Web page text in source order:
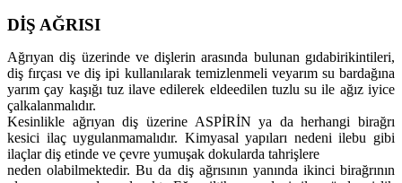
DİŞ AĞRISI
Ağrıyan diş üzerinde ve dişlerin arasında bulunan gıdabirikintileri,
diş fırçası ve diş ipi kullanılarak temizlenmeli veyarım su bardağına
yarım çay kaşığı tuz ilave edilerek eldeedilen tuzlu su ile ağız iyice
çalkalanmalıdır.
Kesinlikle ağrıyan diş üzerine ASPİRİN ya da herhangi birağrı
kesici ilaç uygulanmamalıdır. Kimyasal yapıları nedeni ilebu gibi
ilaçlar diş etinde ve çevre yumuşak dokularda tahrişlere
neden olabilmektedir. Bu da diş ağrısının yanında ikinci birağrının